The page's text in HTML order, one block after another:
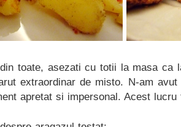
toate, asezati cu totii la masa ca
extraordinar de misto. N-am
apretat si impersonal. Acest